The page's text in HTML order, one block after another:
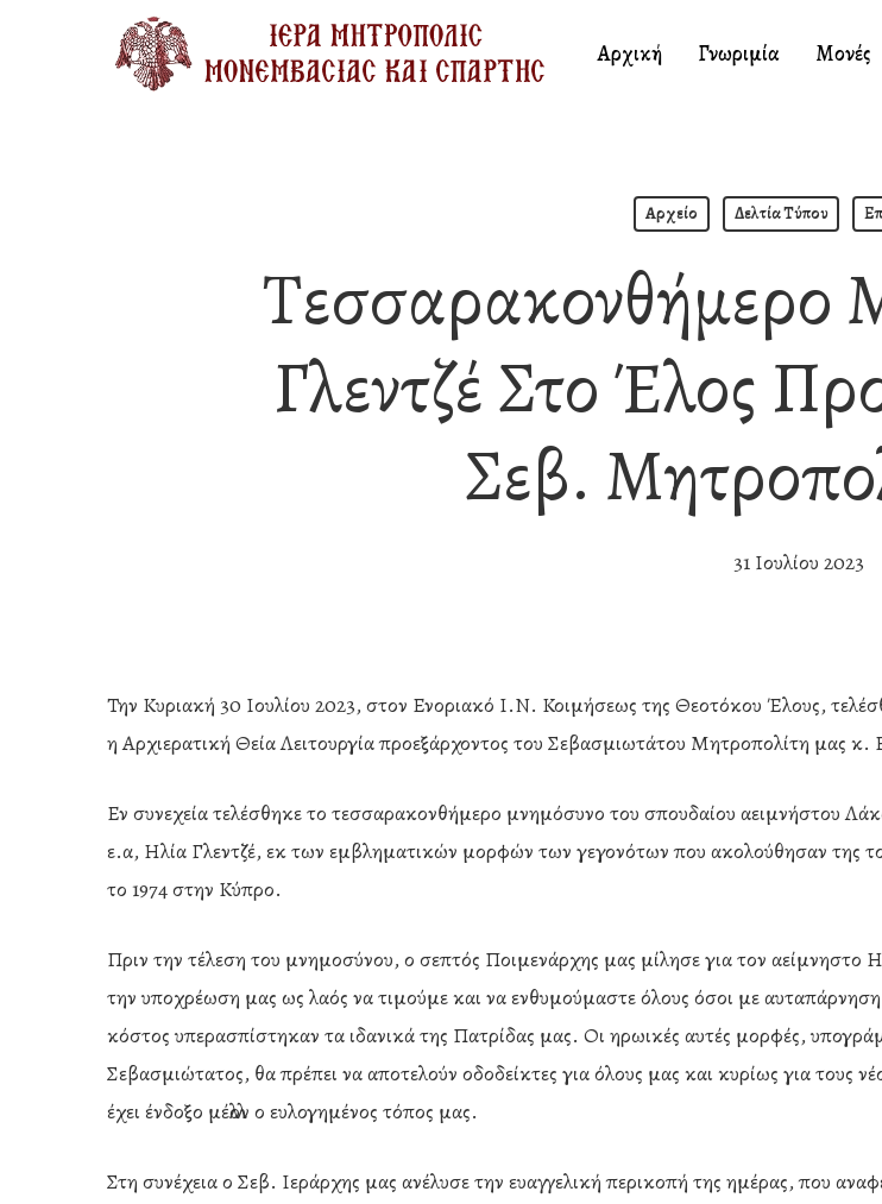
Hit enter to search or ESC to close
Αρχική Γνωριμία Μονές
Αρχείο Δελτία Τύπου
Τεσσαρακονθήμερο
Γλεντζέ Στο Έλος
Σεβ.
31 Ιουλίου 2023
Την Κυριακή 30 Ιουλίου 2023, στον Ενοριακό Ι.Ν. Κοιμήσεως της Θεοτόκου Έλους,
η Αρχιερατική Θεία Λειτουργία προεξάρχοντος του Σεβασμιωτάτου Μητροπολίτη μας κ.
Εν συνεχεία τελέσθηκε το τεσσαρακονθήμερο μνημόσυνο του σπουδαίου αειμνήστου
ε.α, Ηλία Γλεντζέ, εκ των εμβληματικών μορφών των γεγονότων που ακολούθησαν της
το 1974 στην Κύπρο.
Πριν την τέλεση του μνημοσύνου, ο σεπτός Ποιμενάρχης μας μίλησε για τον αείμνηστο
την υποχρέωση μας ως λαός να τιμούμε και να ενθυμούμαστε όλους όσοι με
κόστος υπερασπίστηκαν τα ιδανικά της Πατρίδας μας. Οι ηρωικές αυτές μορφές,
Σεβασμιώτατος, θα πρέπει να αποτελούν οδοδείκτες για όλους μας και κυρίως για τους
έχει ένδοξο μέλλον ο ευλογημένος τόπος μας.
Στη συνέχεια ο Σεβ. Ιεράρχης μας ανέλυσε την ευαγγελική περικοπή της ημέρας, που